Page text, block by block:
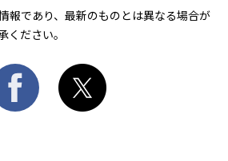
報であり、最新のものとは異なる場合が
ください。